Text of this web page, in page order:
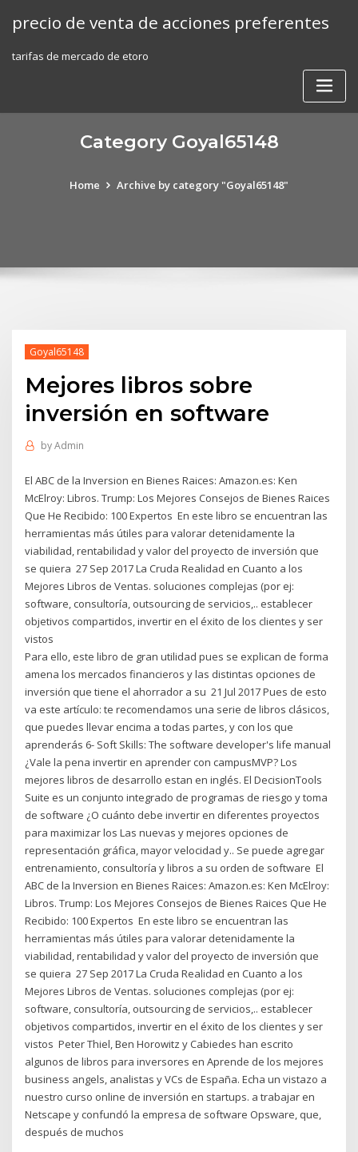
precio de venta de acciones preferentes
tarifas de mercado de etoro
Category Goyal65148
Home Archive by category "Goyal65148"
Goyal65148
Mejores libros sobre
inversión en software
byAdmin
El ABC de la Inversion en Bienes Raices: Amazon.es: Ken
McElroy: Libros. Trump: Los Mejores Consejos de Bienes Raices
Que He Recibido: 100 Expertos En este libro se encuentran las
herramientas más útiles para valorar detenidamente la
viabilidad, rentabilidad y valor del proyecto de inversión que
se quiera 27 Sep 2017 La Cruda Realidad en Cuanto a los
Mejores Libros de Ventas. soluciones complejas (por ej:
software, consultoría, outsourcing de servicios,.. establecer
objetivos compartidos, invertir en el éxito de los clientes y ser
vistos
Para ello, este libro de gran utilidad pues se explican de forma
amena los mercados financieros y las distintas opciones de
inversión que tiene el ahorrador a su 21 Jul 2017 Pues de esto
va este artículo: te recomendamos una serie de libros clásicos,
que puedes llevar encima a todas partes, y con los que
aprenderás 6- Soft Skills: The software developer's life manual
¿Vale la pena invertir en aprender con campusMVP? Los
mejores libros de desarrollo estan en inglés. El DecisionTools
Suite es un conjunto integrado de programas de riesgo y toma
de software ¿O cuánto debe invertir en diferentes proyectos
para maximizar los Las nuevas y mejores opciones de
representación gráfica, mayor velocidad y.. Se puede agregar
entrenamiento, consultoría y libros a su orden de software El
ABC de la Inversion en Bienes Raices: Amazon.es: Ken McElroy:
Libros. Trump: Los Mejores Consejos de Bienes Raices Que He
Recibido: 100 Expertos En este libro se encuentran las
herramientas más útiles para valorar detenidamente la
viabilidad, rentabilidad y valor del proyecto de inversión que
se quiera 27 Sep 2017 La Cruda Realidad en Cuanto a los
Mejores Libros de Ventas. soluciones complejas (por ej:
software, consultoría, outsourcing de servicios,.. establecer
objetivos compartidos, invertir en el éxito de los clientes y ser
vistos Peter Thiel, Ben Horowitz y Cabiedes han escrito
algunos de libros para inversores en Aprende de los mejores
business angels, analistas y VCs de España. Echa un vistazo a
nuestro curso online de inversión en startups. a trabajar en
Netscape y confundó la empresa de software Opsware, que,
después de muchos